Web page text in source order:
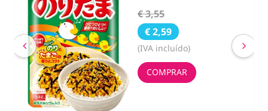
€ 3,55
€ 2,59
(IVA incluído)
COMPRAR